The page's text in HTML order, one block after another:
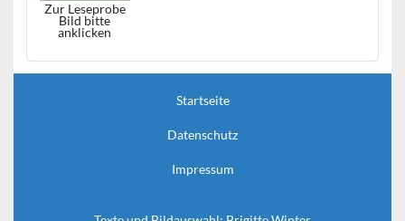
Zur Leseprobe
Bild bitte
anklicken
Startseite
Datenschutz
Impressum